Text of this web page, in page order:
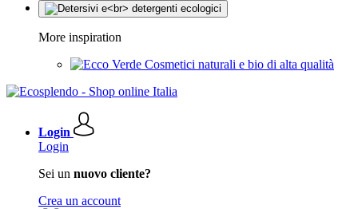
More inspiration
Cosmetici naturali e bio di alta qualità
Login
Login
Sei un nuovo cliente?
Crea un account